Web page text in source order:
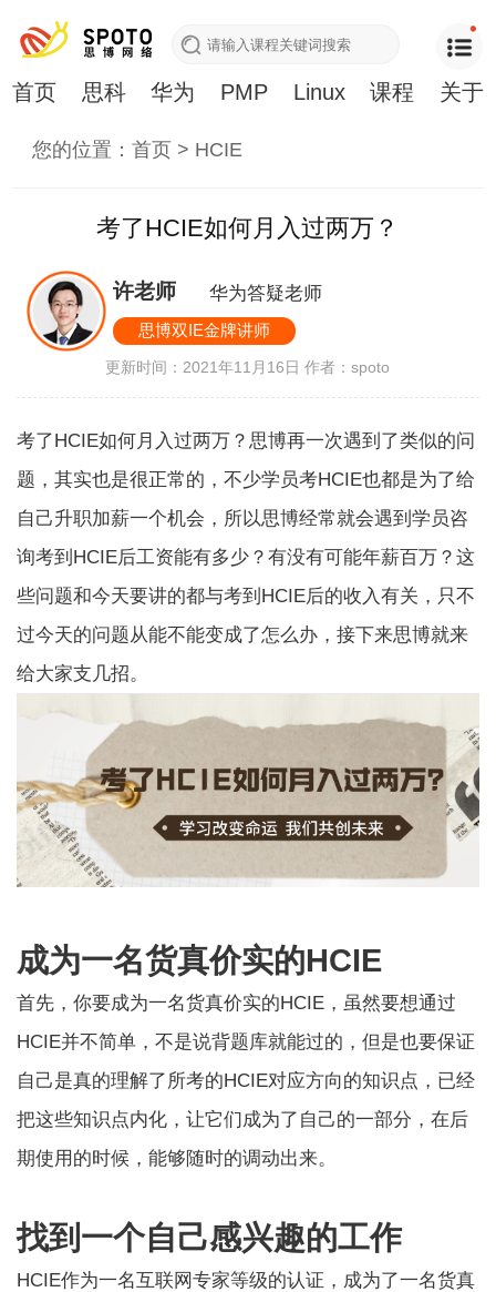
首页 思科 华为 PMP Linux 课程 关于
您的位置：首页 > HCIE
考了HCIE如何月入过两万？
许老师 华为答疑老师
思博双IE金牌讲师
更新时间：2021年11月16日作者：spoto
考了HCIE如何月入过两万？思博再一次遇到了类似的问
题，其实也是很正常的，不少学员考HCIE也都是为了给
自己升职加薪一个机会，所以思博经常就会遇到学员咨
询考到HCIE后工资能有多少？有没有可能年薪百万？这
些问题和今天要讲的都与考到HCIE后的收入有关，只不
过今天的问题从能不能变成了怎么办，接下来思博就来
给大家支几招。
成为一名货真价实的HCIE
首先，你要成为一名货真价实的HCIE，虽然要想通过
HCIE并不简单，不是说背题库就能过的，但是也要保证
自己是真的理解了所考的HCIE对应方向的知识点，已经
把这些知识点内化，让它们成为了自己的一部分，在后
期使用的时候，能够随时的调动出来。
找到一个自己感兴趣的工作
HCIE作为一名互联网专家等级的认证，成为了一名货真